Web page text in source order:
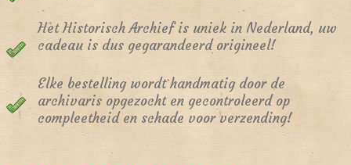
Het Historisch Archief is uniek in Nederland, uw
cadeau is dus gegarandeerd origineel!
Elke bestelling wordt handmatig door de
archivaris opgezocht en gecontroleerd op
compleetheid en schade voor verzending!